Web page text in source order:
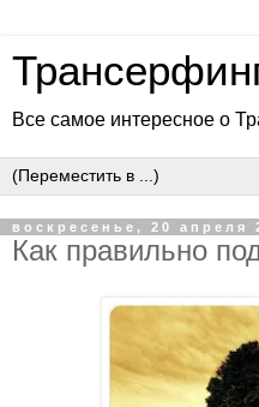
Все самое интересное о
воскресенье, 20 апреля
Как правильно